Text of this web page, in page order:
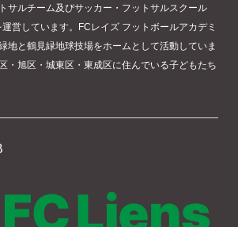
サルチーム及びサッカー・フットサルスクール
営しています。FCレイズ フットボールアカデミ
地と鶴見緑地球技場をホームとして活動していま
・旭区・城東区・東成区に住んでいる子どもたち